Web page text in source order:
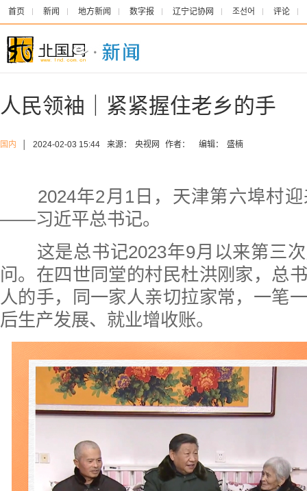
首页 新闻 地方新闻 数字报 辽宁记协网 조선어 评论
人民领袖｜紧紧握住老乡的手
国内 2024-02-03 15:44 来源： 央视网 作者： 编辑： 盛楠
2024年2月1日，天津第六埠村迎
——习近平总书记。
这是总书记2023年9月以来第三次
问。在四世同堂的村民杜洪刚家，总
人的手，同一家人亲切拉家常，一笔
后生产发展、就业增收账。